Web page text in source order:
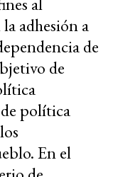
adhesión a
de
de
política
En el